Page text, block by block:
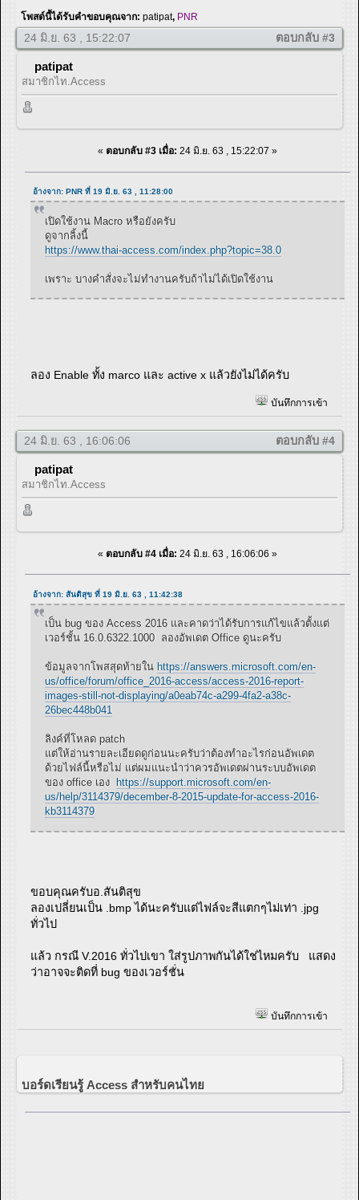
โพสต์นี้ได้รับคำขอบคุณจาก: patipat, PNR
24 มิ.ย. 63 , 15:22:07 ตอบกลับ #3
patipat
สมาชิกไท.Access
« ตอบกลับ #3 เมื่อ: 24 มิ.ย. 63 , 15:22:07 »
อ้างจาก: PNR ที่ 19 มิ.ย. 63 , 11:28:00
เปิดใช้งาน Macro หรือยังครับ
ดูจากลิ้งนี้
https://www.thai-access.com/index.php?topic=38.0
เพราะ บางคำสั่งจะไม่ทำงานครับถ้าไม่ได้เปิดใช้งาน
ลอง Enable ทั้ง marco และ active x แล้วยังไม่ได้ครับ
บันทึกการเข้า
24 มิ.ย. 63 , 16:06:06 ตอบกลับ #4
patipat
สมาชิกไท.Access
« ตอบกลับ #4 เมื่อ: 24 มิ.ย. 63 , 16:06:06 »
อ้างจาก: สันติสุข ที่ 19 มิ.ย. 63 , 11:42:38
เป็น bug ของ Access 2016 และคาดว่าได้รับการแก้ไขแล้วตั้งแต่
เวอร์ชั้น 16.0.6322.1000 ลองอัพเดต Office ดูนะครับ
ข้อมูลจากโพสสุดท้ายใน https://answers.microsoft.com/en-
us/office/forum/office_2016-access/access-2016-report-
images-still-not-displaying/a0eab74c-a299-4fa2-a38c-
26bec448b041
ลิงค์ที่โหลด patch
แต่ให้อ่านรายละเอียดดูก่อนนะครับว่าต้องทำอะไรก่อนอัพเดต
ด้วยไฟล์นี้หรือไม่ แต่ผมแนะนำว่าควรอัพเดตผ่านระบบอัพเดต
ของ office เอง
https://support.microsoft.com/en-
us/help/3114379/december-8-2015-update-for-access-2016-
kb3114379
ขอบคุณครับอ.สันติสุข
ลองเปลี่ยนเป็น .bmp ได้นะครับแต่ไฟล์จะสีแตกๆไม่เท่า .jpg
ทั่วไป
แล้ว กรณี V.2016 ทั่วไปเขา ใส่รูปภาพกันได้ใช่ไหมครับ แสดง
ว่าอาจจะติดที่ bug ของเวอร์ชั่น
บันทึกการเข้า
บอร์ดเรียนรู้ Access สำหรับคนไทย